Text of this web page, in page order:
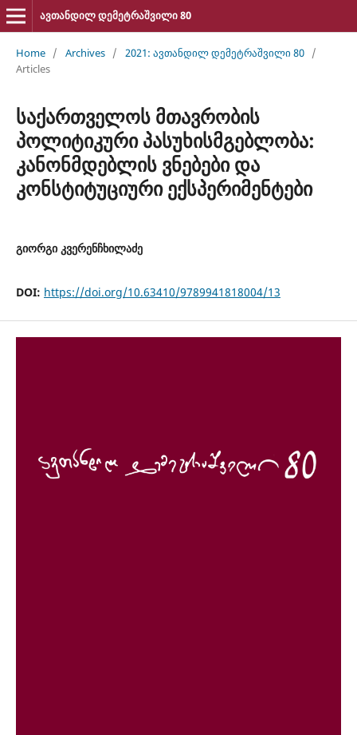
ავთანდილ დემეტრაშვილი 80
Home / Archives / 2021: ავთანდილ დემეტრაშვილი 80 /
Articles
საქართველოს მთავრობის
პოლიტიკური პასუხისმგებლობა:
კანონმდებლის ვნებები და
კონსტიტუციური ექსპერიმენტები
გიორგი კვერენჩხილაძე
DOI: https://doi.org/10.63410/9789941818004/13